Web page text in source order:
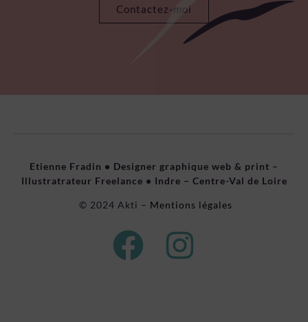
Contactez-moi
Etienne Fradin • Designer graphique web & print –
Illustratrateur Freelance • Indre – Centre-Val de Loire
© 2024 Akti – Mentions légales